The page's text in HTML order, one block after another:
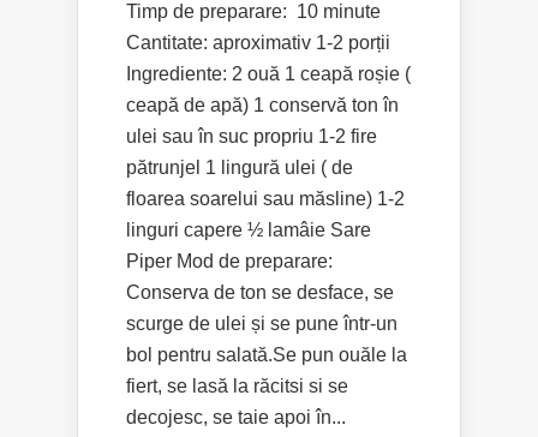
Timp de preparare: 10 minute
Cantitate: aproximativ 1-2 porții
Ingrediente: 2 ouă 1 ceapă roșie (
ceapă de apă) 1 conservă ton în
ulei sau în suc propriu 1-2 fire
pătrunjel 1 lingură ulei ( de
floarea soarelui sau măsline) 1-2
linguri capere ½ lamâie Sare
Piper Mod de preparare:
Conserva de ton se desface, se
scurge de ulei și se pune într-un
bol pentru salată.Se pun ouăle la
fiert, se lasă la răcitsi si se
decojesc, se taie apoi în...